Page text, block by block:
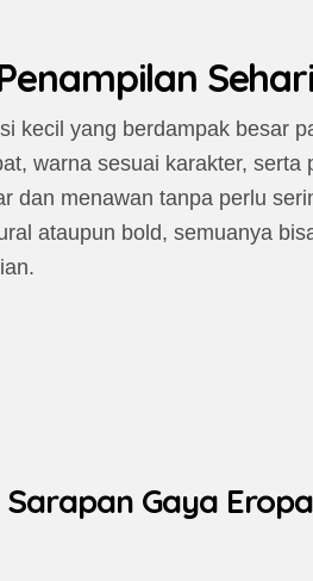
kecil yang berdampak besar
warna sesuai karakter, serta
dan menawan tanpa perlu
ataupun bold, semuanya
Gaya